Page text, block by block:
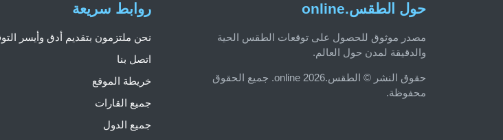
حول الطقس.online
مصدر موثوق للحصول على توقعات الطقس الحية
والدقيقة لمدن حول العالم.
حقوق النشر © الطقس.online 2026. جميع الحقوق
محفوظة.
روابط سريعة
نحن ملتزمون بتقديم أدق وأيسر
اتصل بنا
خريطة الموقع
جميع القارات
جميع الدول